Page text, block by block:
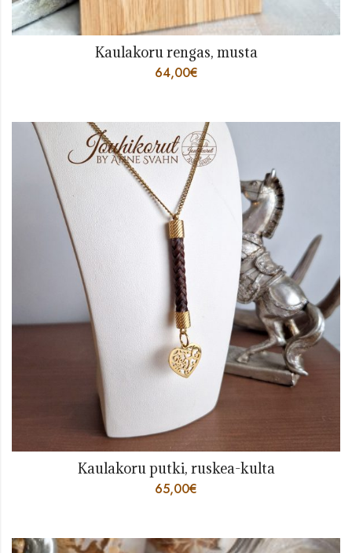
Kaulakoru rengas, musta
64,00€
Kaulakoru putki, ruskea-kulta
65,00€